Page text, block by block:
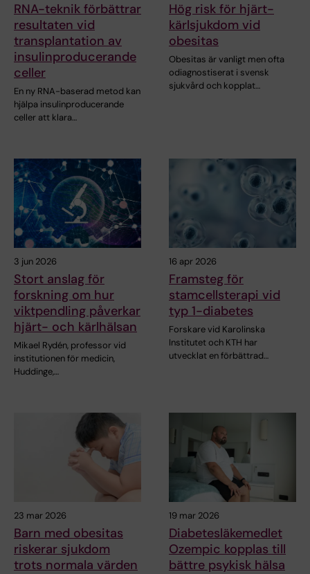
RNA-teknik förbättrar
resultaten vid
transplantation av
insulinproducerande
celler
En ny RNA-baserad metod kan
hjälpa insulinproducerande
celler att klara…
Hög risk för hjärt-
kärlsjukdom vid
obesitas
Obesitas är vanligt men ofta
odiagnostiserat i svensk
sjukvård och kopplat…
3 jun 2026
Stort anslag för
forskning om hur
viktpendling påverkar
hjärt- och kärlhälsan
Mikael Rydén, professor vid
institutionen för medicin,
Huddinge,…
16 apr 2026
Framsteg för
stamcellsterapi vid
typ 1-diabetes
Forskare vid Karolinska
Institutet och KTH har
utvecklat en förbättrad…
23 mar 2026
Barn med obesitas
riskerar sjukdom
trots normala värden
19 mar 2026
Diabetesläkemedlet
Ozempic kopplas till
bättre psykisk hälsa